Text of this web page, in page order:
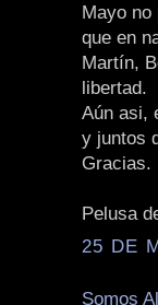
Mayo
que en
Martín,
libertad.
Aún asi,
y juntos
Gracias.
Pelusa
25 DE
Somos